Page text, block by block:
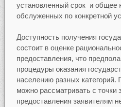
установленный срок и общее
обслуженных по конкретной
Доступность получения
состоит в оценке
предоставления, что
процедуры оказания
населению разных категорий.
можно рассматривать с точки
предоставления заявителям